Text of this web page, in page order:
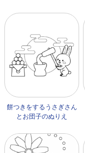
餅つきをするうさぎさん
とお団子のぬりえ